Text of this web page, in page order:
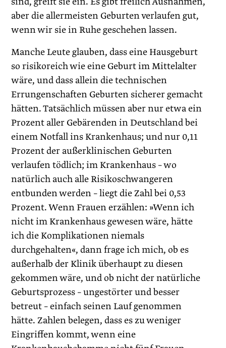
aber die allermeisten Geburten verlaufen gut,
wenn wir sie in Ruhe geschehen lassen.
Manche Leute glauben, dass eine Hausgeburt
so risikoreich wie eine Geburt im Mittelalter
wäre, und dass allein die technischen
Errungenschaften Geburten sicherer gemacht
hätten. Tatsächlich müssen aber nur etwa ein
Prozent aller Gebärenden in Deutschland bei
einem Notfall ins Krankenhaus; und nur 0,11
Prozent der außerklinischen Geburten
verlaufen tödlich; im Krankenhaus – wo
natürlich auch alle Risikoschwangeren
entbunden werden – liegt die Zahl bei 0,53
Prozent. Wenn Frauen erzählen: »Wenn ich
nicht im Krankenhaus gewesen wäre, hätte
ich die Komplikationen niemals
durchgehalten«, dann frage ich mich, ob es
außerhalb der Klinik überhaupt zu diesen
gekommen wäre, und ob nicht der natürliche
Geburtsprozess – ungestörter und besser
betreut – einfach seinen Lauf genommen
hätte. Zahlen belegen, dass es zu weniger
Eingriffen kommt, wenn eine